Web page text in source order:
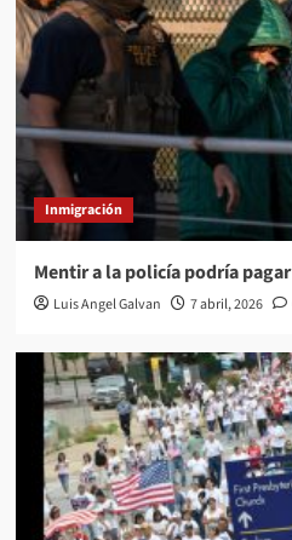
Inmigración
Mentir a la policía podría
Luis Angel Galvan 7 abril, 2026